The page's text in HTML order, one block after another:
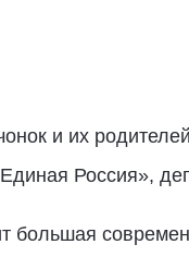
и их
Россия»,
большая